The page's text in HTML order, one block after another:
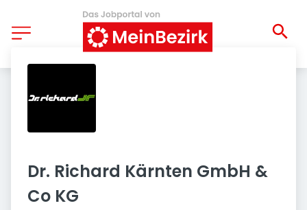
Dr. Richard Kärnten GmbH &
Co KG